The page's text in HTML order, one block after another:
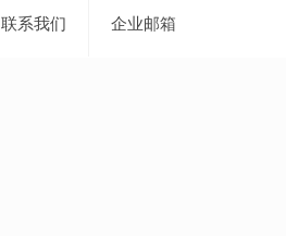
联系我们 企业邮箱